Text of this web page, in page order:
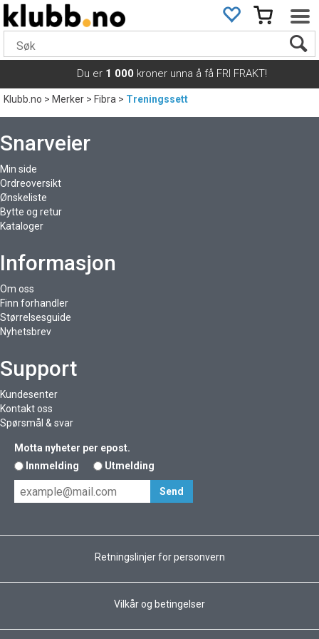
Du er 1 000 kroner unna å få FRI FRAKT!
Klubb.no>Merker>Fibra>Treningssett
Snarveier
Min side
Ordreoversikt
Ønskeliste
Bytte og retur
Kataloger
Informasjon
Om oss
Finn forhandler
Størrelsesguide
Nyhetsbrev
Support
Kundesenter
Kontakt oss
Spørsmål & svar
Motta nyheter per epost.
Innmelding
Utmelding
Retningslinjer for personvern
Vilkår og betingelser